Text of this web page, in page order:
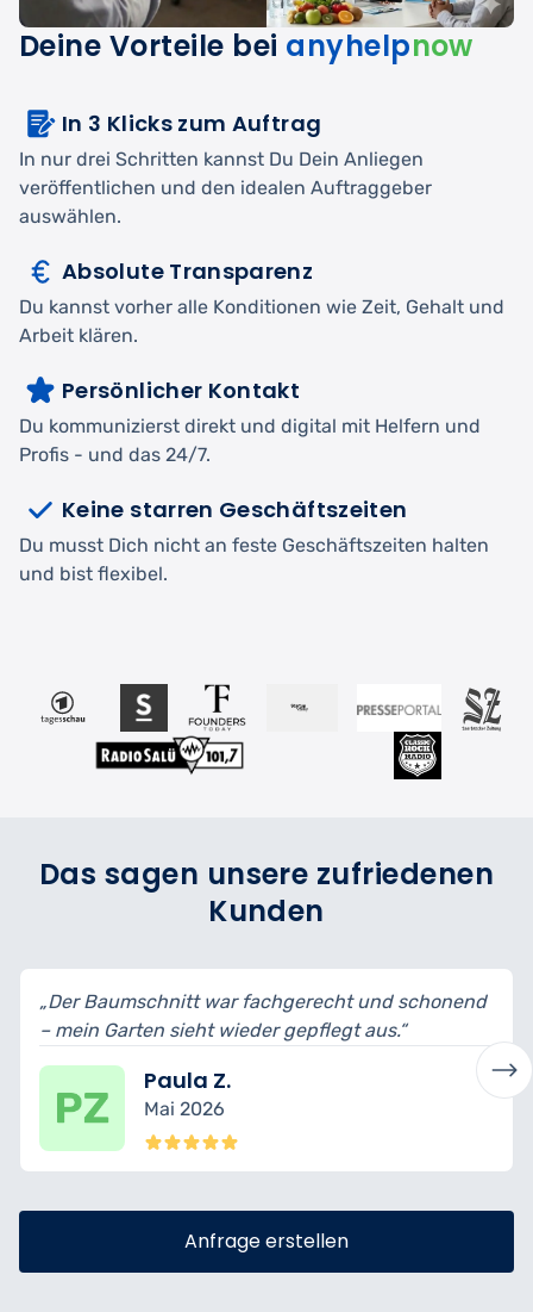
Deine Vorteile bei anyhelpnow
In 3 Klicks zum Auftrag
In nur drei Schritten kannst Du Dein Anliegen
veröffentlichen und den idealen Auftraggeber
auswählen.
Absolute Transparenz
Du kannst vorher alle Konditionen wie Zeit, Gehalt und
Arbeit klären.
Persönlicher Kontakt
Du kommunizierst direkt und digital mit Helfern und
Profis - und das 24/7.
Keine starren Geschäftszeiten
Du musst Dich nicht an feste Geschäftszeiten halten
und bist flexibel.
Das sagen unsere zufriedenen
Kunden
und schonend
gepflegt aus.“
„Termine pünktlich
Schäden – top Leistung.“
Anfrage erstellen